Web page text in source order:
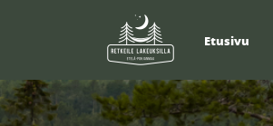
Etusivu